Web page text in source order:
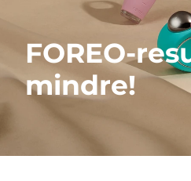
FOREO-
mindre!
FAQ™ Pure Beauty-Tech
Deutsch
Français
Italiano
Polski
Svenska
Leveransland